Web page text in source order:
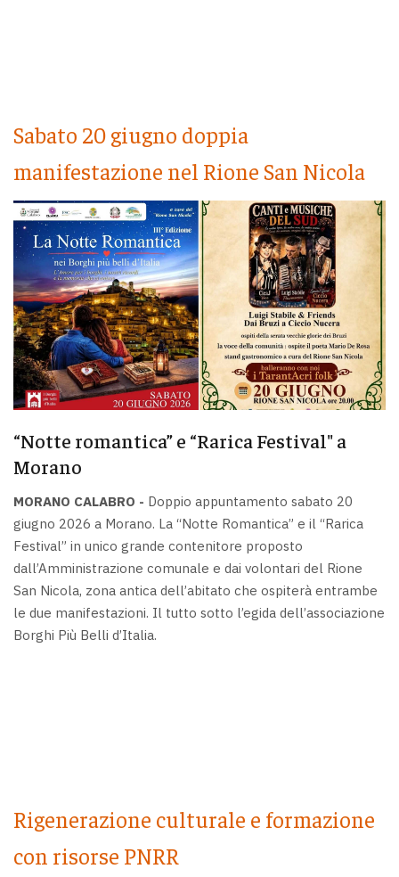
Sabato 20 giugno doppia
manifestazione nel Rione San Nicola
“Notte romantica” e “Rarica Festival" a
Morano
MORANO CALABRO - Doppio appuntamento sabato 20
giugno 2026 a Morano. La “Notte Romantica” e il “Rarica
Festival” in unico grande contenitore proposto
dall’Amministrazione comunale e dai volontari del Rione
San Nicola, zona antica dell’abitato che ospiterà entrambe
le due manifestazioni. Il tutto sotto l’egida dell’associazione
Borghi Più Belli d’Italia.
Rigenerazione culturale e formazione
con risorse PNRR